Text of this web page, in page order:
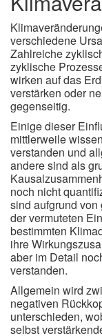
verschiedene
Zahlreiche
zyklische
wirken auf das
verstärken oder
gegenseitig.
Einige dieser
mittlerweile
verstanden und
andere sind als
noch nicht
sind aufgrund
der vermuteten
bestimmten
ihre
aber im Detail
verstanden.
Allgemein wird
negativen
unterschieden,
selbst